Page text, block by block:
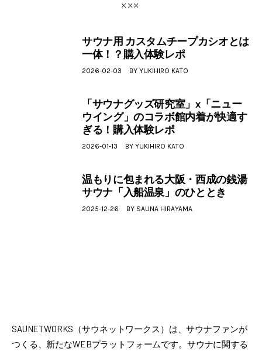
サウナ用 カスタムチープカシオとは
一体！？購入体験レポ
2026-02-03 BYYUKIHIRO KATO
「サウナグッズ研究室」x「ニュー
ウイング」のコラボ館内着が快適す
ぎる！購入体験レポ
2026-01-13 BYYUKIHIRO KATO
温もりに包まれる大阪・西成の銭湯
サウナ「入船温泉」のひととき
2025-12-26 BY SAUNA HIRAYAMA
SAUNETWORKS（サウネットワークス）は、サウナファンが
つくる、新たなWEBプラットフォームです。サウナに関する